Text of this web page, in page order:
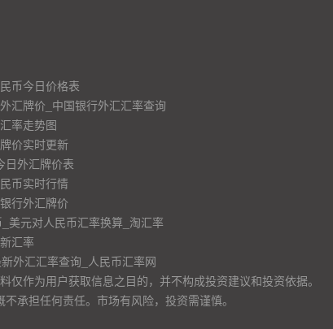
币今日价格表
汇牌价_中国银行外汇汇率查询
率走势图
价实时更新
日外汇牌价表
币实时行情
行外汇牌价
美元对人民币汇率换算_淘汇率
汇率
外汇汇率查询_人民币汇率网
作为用户获取信息之目的，并不构成投资建议和投资依据。
承担任何责任。市场有风险，投资需谨慎。